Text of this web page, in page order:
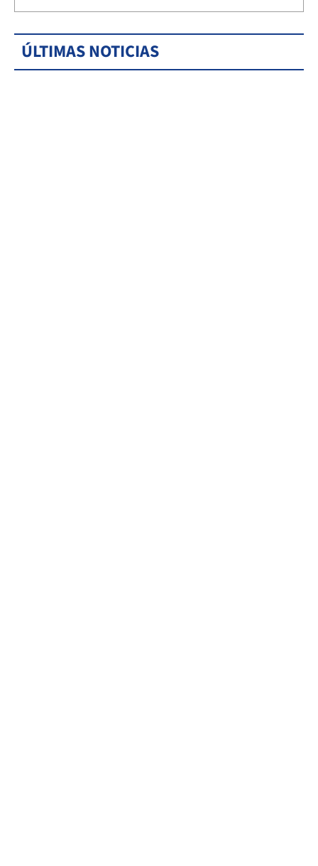
ÚLTIMAS NOTICIAS